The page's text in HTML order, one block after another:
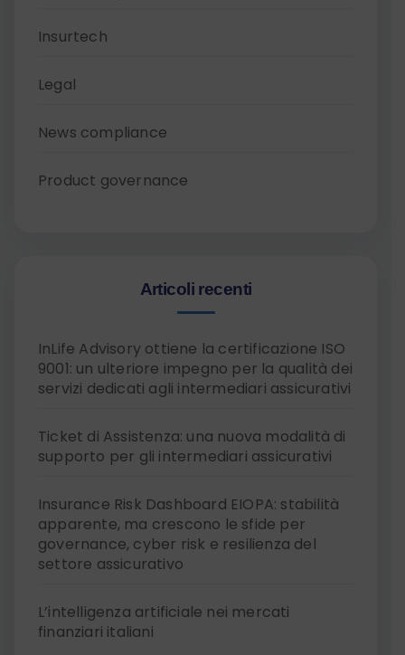
Insurtech
Legal
News compliance
Product governance
Articoli recenti
InLife Advisory ottiene la certificazione ISO
9001: un ulteriore impegno per la qualità dei
servizi dedicati agli intermediari assicurativi
Ticket di Assistenza: una nuova modalità di
supporto per gli intermediari assicurativi
Insurance Risk Dashboard EIOPA: stabilità
apparente, ma crescono le sfide per
governance, cyber risk e resilienza del
settore assicurativo
L’intelligenza artificiale nei mercati
finanziari italiani